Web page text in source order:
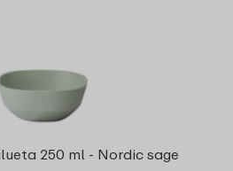
250 ml - Nordic sage